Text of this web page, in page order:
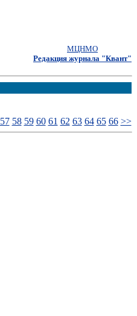
МЦНМО
Редакция журнала "Квант"
57 58 59 60 61 62 63 64 65 66 >>